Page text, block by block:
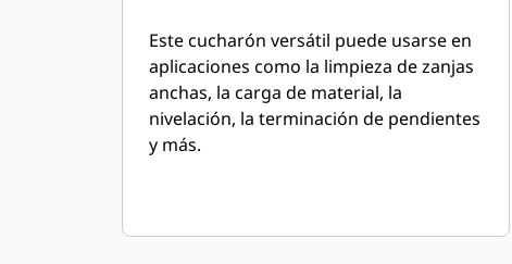
Este cucharón versátil puede usarse en
aplicaciones como la limpieza de zanjas
anchas, la carga de material, la
nivelación, la terminación de pendientes
y más.